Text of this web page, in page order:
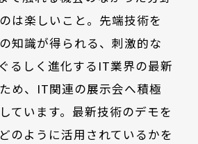
は楽しいこと。先端技術を
知識が得られる、刺激的な
るしく進化するIT業界の最新
め、IT関連の展示会へ積極
ています。最新技術のデモを
のように活用されているかを